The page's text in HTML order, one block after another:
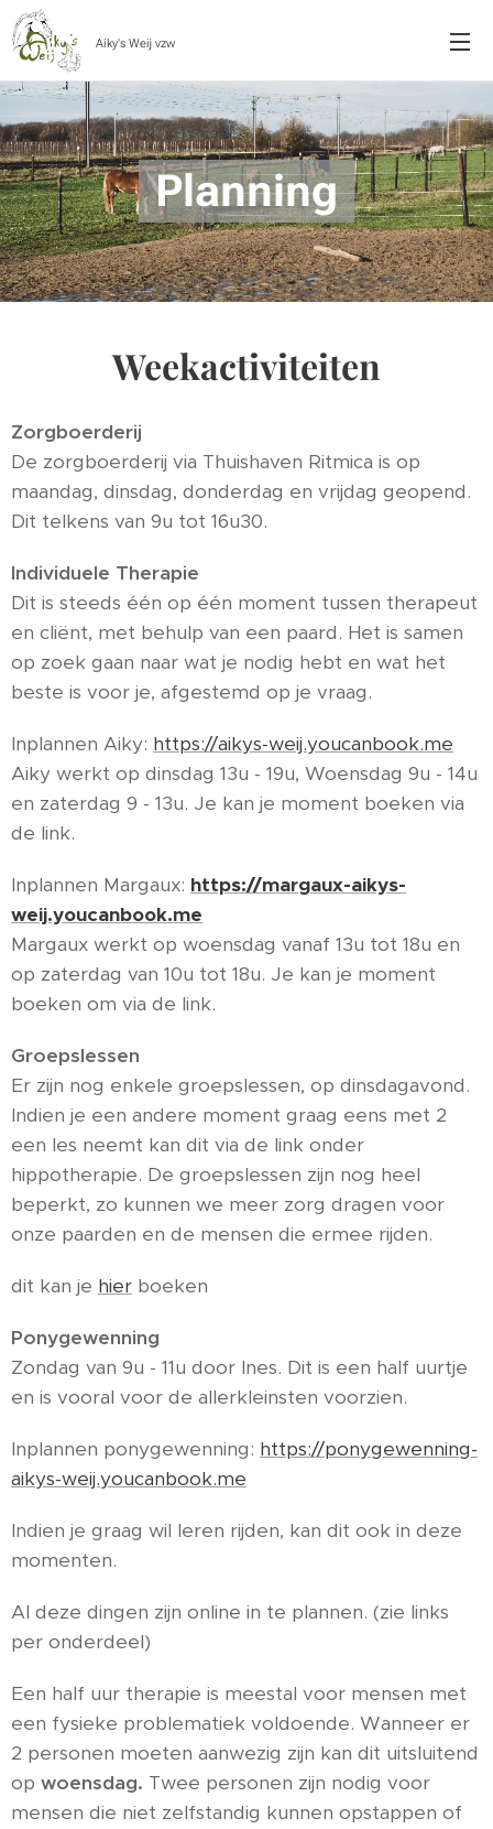
Aiky's Weij vzw
Planning
Weekactiviteiten
Zorgboerderij
De zorgboerderij via Thuishaven Ritmica is op
maandag, dinsdag, donderdag en vrijdag geopend.
Dit telkens van 9u tot 16u30.
Individuele Therapie
Dit is steeds één op één moment tussen therapeut
en cliënt, met behulp van een paard. Het is samen
op zoek gaan naar wat je nodig hebt en wat het
beste is voor je, afgestemd op je vraag.
Inplannen Aiky: https://aikys-weij.youcanbook.me
Aiky werkt op dinsdag 13u - 19u, Woensdag 9u - 14u
en zaterdag 9 - 13u. Je kan je moment boeken via
de link.
Inplannen Margaux: https://margaux-aikys-
weij.youcanbook.me
Margaux werkt op woensdag vanaf 13u tot 18u en
op zaterdag van 10u tot 18u. Je kan je moment
boeken om via de link.
Groepslessen
Er zijn nog enkele groepslessen, op dinsdagavond.
Indien je een andere moment graag eens met 2
een les neemt kan dit via de link onder
hippotherapie. De groepslessen zijn nog heel
beperkt, zo kunnen we meer zorg dragen voor
onze paarden en de mensen die ermee rijden.
dit kan je hier boeken
Ponygewenning
Zondag van 9u - 11u door Ines. Dit is een half uurtje
en is vooral voor de allerkleinsten voorzien.
Inplannen ponygewenning: https://ponygewenning-
aikys-weij.youcanbook.me
Indien je graag wil leren rijden, kan dit ook in deze
momenten.
Al deze dingen zijn online in te plannen. (zie links
per onderdeel)
Een half uur therapie is meestal voor mensen met
een fysieke problematiek voldoende. Wanneer er
2 personen moeten aanwezig zijn kan dit uitsluitend
op woensdag. Twee personen zijn nodig voor
mensen die niet zelfstandig kunnen opstappen of